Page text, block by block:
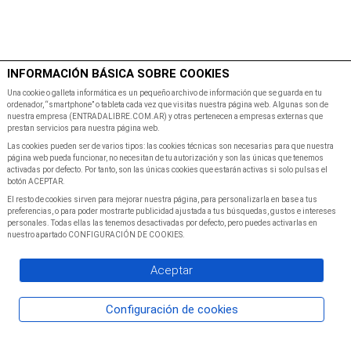
Inicio Programacion
INFORMACIÓN BÁSICA SOBRE COOKIES
Una cookie o galleta informática es un pequeño archivo de información que se guarda en tu
ordenador, “smartphone” o tableta cada vez que visitas nuestra página web. Algunas son de
nuestra empresa (ENTRADALIBRE.COM.AR) y otras pertenecen a empresas externas que
prestan servicios para nuestra página web.
Las cookies pueden ser de varios tipos: las cookies técnicas son necesarias para que nuestra
página web pueda funcionar, no necesitan de tu autorización y son las únicas que tenemos
activadas por defecto. Por tanto, son las únicas cookies que estarán activas si solo pulsas el
botón ACEPTAR.
El resto de cookies sirven para mejorar nuestra página, para personalizarla en base a tus
preferencias, o para poder mostrarte publicidad ajustada a tus búsquedas, gustos e intereses
personales. Todas ellas las tenemos desactivadas por defecto, pero puedes activarlas en
nuestro apartado CONFIGURACIÓN DE COOKIES.
Aceptar
Configuración de cookies